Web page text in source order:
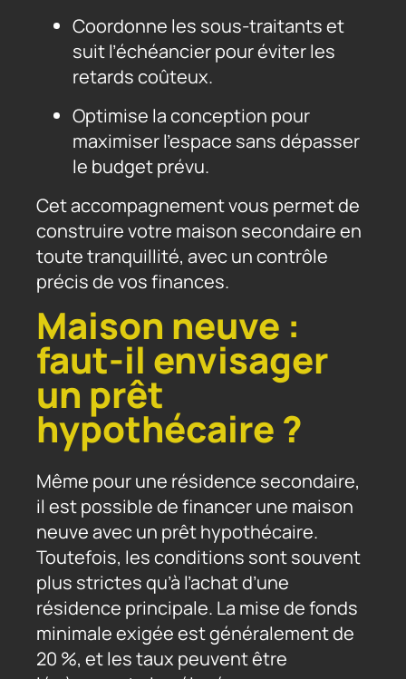
Coordonne les sous-traitants et
suit l’échéancier pour éviter les
retards coûteux.
Optimise la conception pour
maximiser l’espace sans dépasser
le budget prévu.
Cet accompagnement vous permet de
construire votre maison secondaire en
toute tranquillité, avec un contrôle
précis de vos finances.
Maison neuve :
faut-il envisager
un prêt
hypothécaire ?
Même pour une résidence secondaire,
il est possible de financer une maison
neuve avec un prêt hypothécaire.
Toutefois, les conditions sont souvent
plus strictes qu’à l’achat d’une
résidence principale. La mise de fonds
minimale exigée est généralement de
20 %, et les taux peuvent être